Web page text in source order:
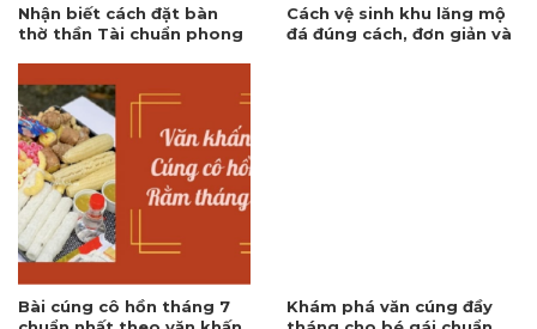
Nhận biết cách đặt bàn
thờ thần Tài chuẩn phong
Cách vệ sinh khu lăng mộ
đá đúng cách, đơn giản và
Bài cúng cô hồn tháng 7
Khám phá văn cúng đầy